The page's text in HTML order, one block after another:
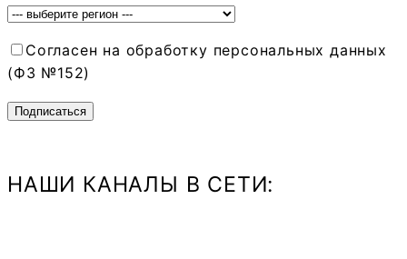
Согласен на обработку персональных данных
(ФЗ №152)
НАШИ КАНАЛЫ В СЕТИ: